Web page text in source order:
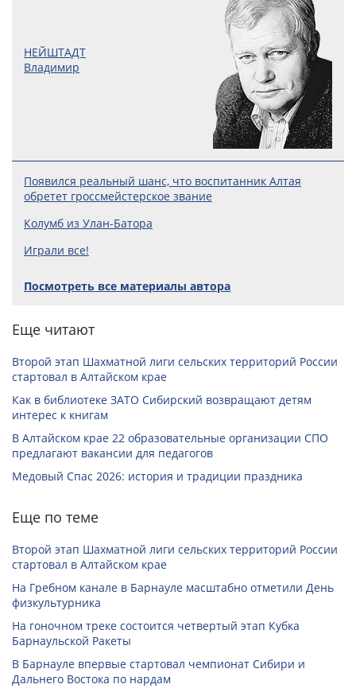
НЕЙШТАДТ
Владимир
Появился реальный шанс, что воспитанник Алтая
обретет гроссмейстерское звание
Колумб из Улан-Батора
Играли все!
Посмотреть все материалы автора
Еще читают
Второй этап Шахматной лиги сельских территорий России
стартовал в Алтайском крае
Как в библиотеке ЗАТО Сибирский возвращают детям
интерес к книгам
В Алтайском крае 22 образовательные организации СПО
предлагают вакансии для педагогов
Медовый Спас 2026: история и традиции праздника
Еще по теме
Второй этап Шахматной лиги сельских территорий России
стартовал в Алтайском крае
На Гребном канале в Барнауле масштабно отметили День
физкультурника
На гоночном треке состоится четвертый этап Кубка
Барнаульской Ракеты
В Барнауле впервые стартовал чемпионат Сибири и
Дальнего Востока по нардам